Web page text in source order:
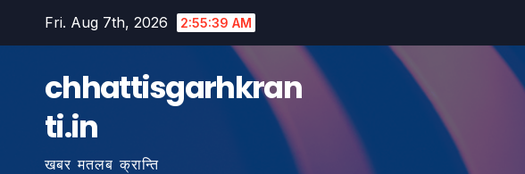
Fri. Aug 7th, 2026 2:55:40 AM
chhattisgarhkran
ti.in
खबर मतलब क्रान्ति